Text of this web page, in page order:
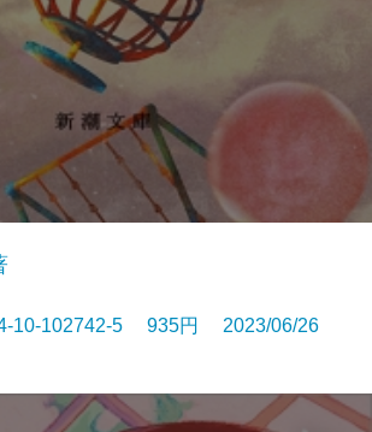
10-102742-5 935円 2023/06/26